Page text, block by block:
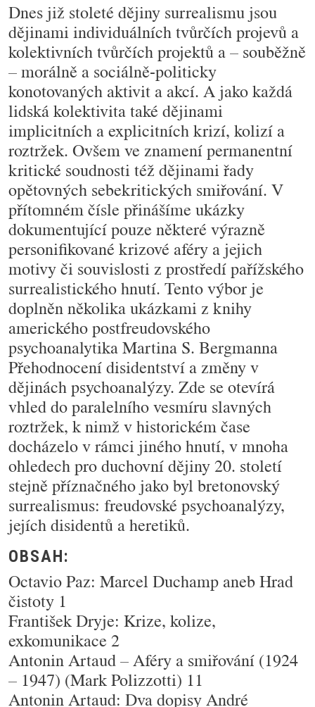
Dnes již stoleté dějiny surrealismu jsou
dějinami individuálních tvůrčích projevů a
kolektivních tvůrčích projektů a – souběžně
– morálně a sociálně-politicky
konotovaných aktivit a akcí. A jako každá
lidská kolektivita také dějinami
implicitních a explicitních krizí, kolizí a
roztržek. Ovšem ve znamení permanentní
kritické soudnosti též dějinami řady
opětovných sebekritických smiřování. V
přítomném čísle přinášíme ukázky
dokumentující pouze některé výrazně
personifikované krizové aféry a jejich
motivy či souvislosti z prostředí pařížského
surrealistického hnutí. Tento výbor je
doplněn několika ukázkami z knihy
amerického postfreudovského
psychoanalytika Martina S. Bergmanna
Přehodnocení disidentství a změny v
dějinách psychoanalýzy. Zde se otevírá
vhled do paralelního vesmíru slavných
roztržek, k nimž v historickém čase
docházelo v rámci jiného hnutí, v mnoha
ohledech pro duchovní dějiny 20. století
stejně příznačného jako byl bretonovský
surrealismus: freudovské psychoanalýzy,
jejích disidentů a heretiků.
OBSAH:
Octavio Paz: Marcel Duchamp aneb Hrad
čistoty 1
František Dryje: Krize, kolize,
exkomunikace 2
Antonin Artaud – Aféry a smiřování (1924
– 1947) (Mark Polizzotti) 11
Antonin Artaud: Dva dopisy André